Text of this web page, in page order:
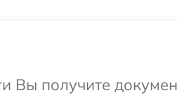
Вы получите